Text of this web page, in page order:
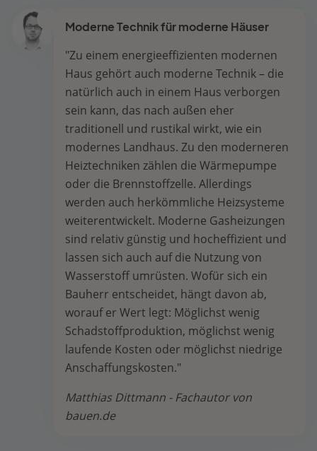
Moderne Technik für moderne Häuser
"Zu einem energieeffizienten modernen
Haus gehört auch moderne Technik – die
natürlich auch in einem Haus verborgen
sein kann, das nach außen eher
traditionell und rustikal wirkt, wie ein
modernes Landhaus. Zu den moderneren
Heiztechniken zählen die Wärmepumpe
oder die Brennstoffzelle. Allerdings
werden auch herkömmliche Heizsysteme
weiterentwickelt. Moderne Gasheizungen
sind relativ günstig und hocheffizient und
lassen sich auch auf die Nutzung von
Wasserstoff umrüsten. Wofür sich ein
Bauherr entscheidet, hängt davon ab,
worauf er Wert legt: Möglichst wenig
Schadstoffproduktion, möglichst wenig
laufende Kosten oder möglichst niedrige
Anschaffungskosten."
Matthias Dittmann - Fachautor von
bauen.de